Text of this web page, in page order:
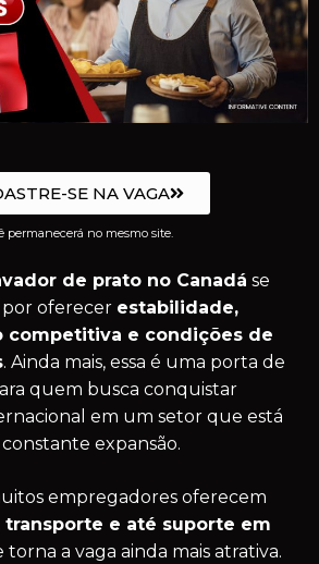
SE NA VAGA
permanecerá no mesmo site.
de prato no Canadá se
oferecer estabilidade,
competitiva e condições de
. Ainda mais, essa é uma porta de
quem busca conquistar
em um setor que está
expansão.
empregadores oferecem
transporte e até suporte em
torna a vaga ainda mais atrativa.